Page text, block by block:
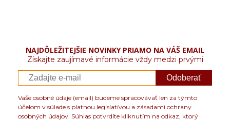
NAJDÔLEŽITEJŠIE NOVINKY PRIAMO NA VÁŠ EMAIL
Získajte zaujímavé informácie vždy medzi prvými
Odoberať
Vaše osobné údaje (email) budeme spracovávať len za týmto
účelom v súlade s platnou legislatívou a zásadami ochrany
osobných údajov. Súhlas potvrdíte kliknutím na odkaz, ktorý